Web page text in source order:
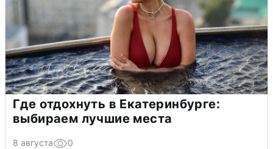
Где отдохнуть в Екатеринбурге:
выбираем лучшие места
8 августа 0